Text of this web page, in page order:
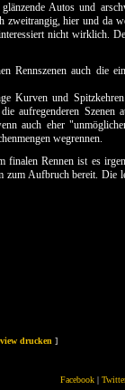
Autos und
hier und da
nicht wirklich.
Rennszenen auch die
Kurven und
aufregenderen Szenen
auch eher
wegrennen.
finalen Rennen ist es
Aufbruch bereit. Die
drucken ]
Facebook |